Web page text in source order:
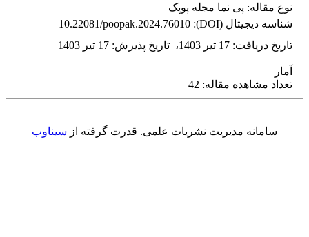
نوع مقاله: پی نما مجله پوپک
شناسه دیجیتال (DOI):
10.22081/poopak.2024.76010
تاریخ دریافت: 17 تیر 1403 ، تاریخ پذیرش: 17 تیر 1403
آمار
تعداد مشاهده مقاله: 42
سامانه مدیریت نشریات علمی. قدرت گرفته از سیناوب